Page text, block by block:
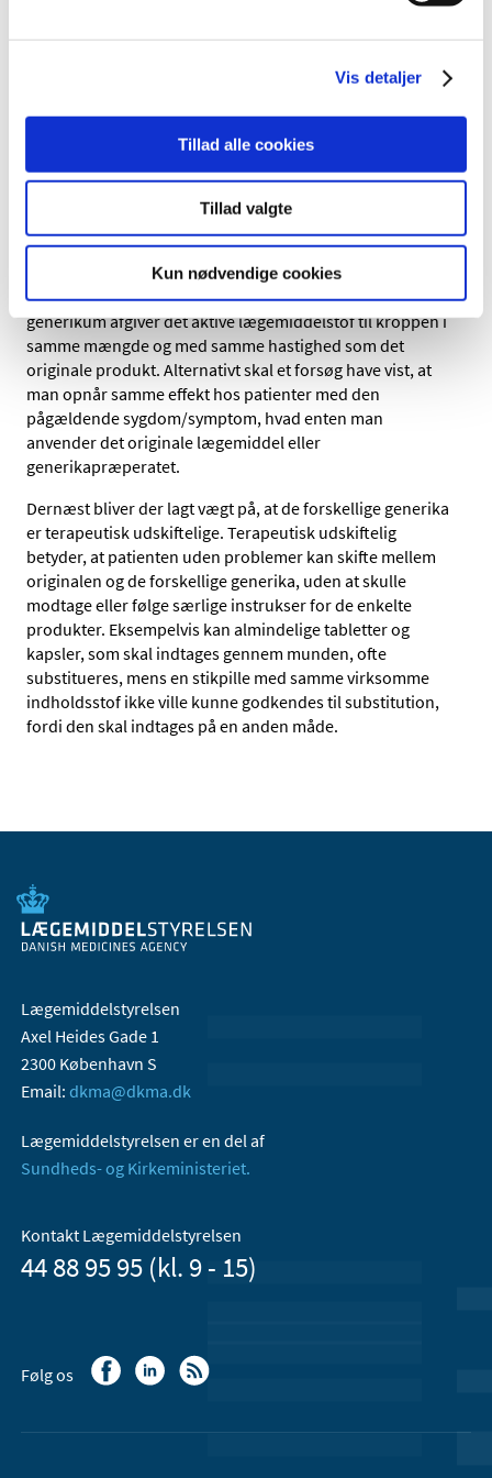
Vis detaljer
Tillad alle cookies
Tillad valgte
Kun nødvendige cookies
undersøge om effekten er ens.
Hvilke kriterier anvender
Lægemiddelstyrelsen, når de vurderer,
om et generikum kan bruges i stedet for
et andet lægemiddel (substitution)?
Afgørelser med henblik på substitution sker ud fra en
konkret vurdering af det enkelte lægemiddel.
Den første forudsætning er, at det er påvist, at det enkelte
generikum afgiver det aktive lægemiddelstof til kroppen i
samme mængde og med samme hastighed som det
originale produkt. Alternativt skal et forsøg have vist, at
man opnår samme effekt hos patienter med den
pågældende sygdom/symptom, hvad enten man
anvender det originale lægemiddel eller
generikapræperatet.
Dernæst bliver der lagt vægt på, at de forskellige generika
er terapeutisk udskiftelige. Terapeutisk udskiftelig
betyder, at patienten uden problemer kan skifte mellem
originalen og de forskellige generika, uden at skulle
modtage eller følge særlige instrukser for de enkelte
produkter. Eksempelvis kan almindelige tabletter og
kapsler, som skal indtages gennem munden, ofte
substitueres, mens en stikpille med samme virksomme
indholdsstof ikke ville kunne godkendes til substitution,
fordi den skal indtages på en anden måde.
Lægemiddelstyrelsen
Axel Heides Gade 1
2300 København S
Email: dkma@dkma.dk
Lægemiddelstyrelsen er en del af
Sundheds- og Kirkeministeriet.
Kontakt Lægemiddelstyrelsen
44 88 95 95 (kl. 9 - 15)
Følg os